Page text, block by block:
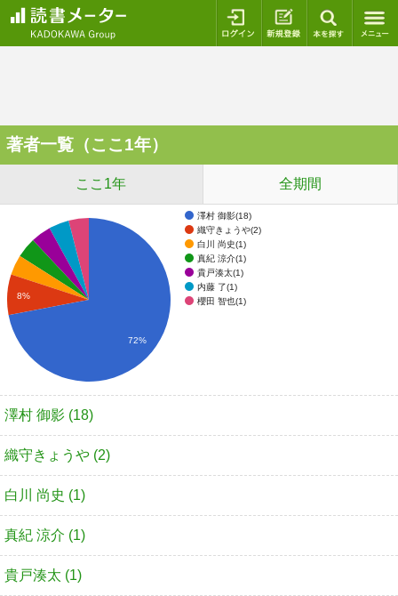
ログイン 新規登録
著者一覧（ここ1年）
ここ1年 全期間
澤村 御影(18)
織守きょうや(2)
白川 尚史(1)
真紀 涼介(1)
貴戸湊太(1)
内藤 了(1)
櫻田 智也(1)
8%
72%
澤村 御影 (18)
織守きょうや (2)
白川 尚史 (1)
真紀 涼介 (1)
貴戸湊太 (1)